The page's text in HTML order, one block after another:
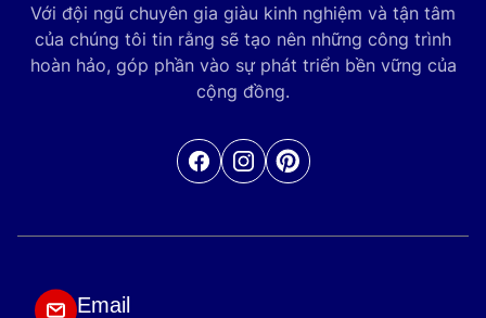
Với đội ngũ chuyên gia giàu kinh nghiệm và tận tâm
của chúng tôi tin rằng sẽ tạo nên những công trình
hoàn hảo, góp phần vào sự phát triển bền vững của
cộng đồng.
Facebook Pinterest
Email